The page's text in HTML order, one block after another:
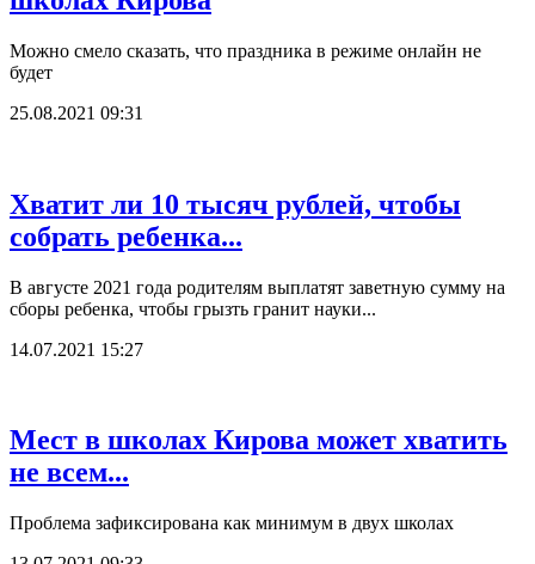
Можно смело сказать, что праздника в режиме онлайн не
будет
25.08.2021 09:31
Хватит ли 10 тысяч рублей, чтобы
собрать ребенка...
В августе 2021 года родителям выплатят заветную сумму на
сборы ребенка, чтобы грызть гранит науки...
14.07.2021 15:27
Мест в школах Кирова может хватить
не всем...
Проблема зафиксирована как минимум в двух школах